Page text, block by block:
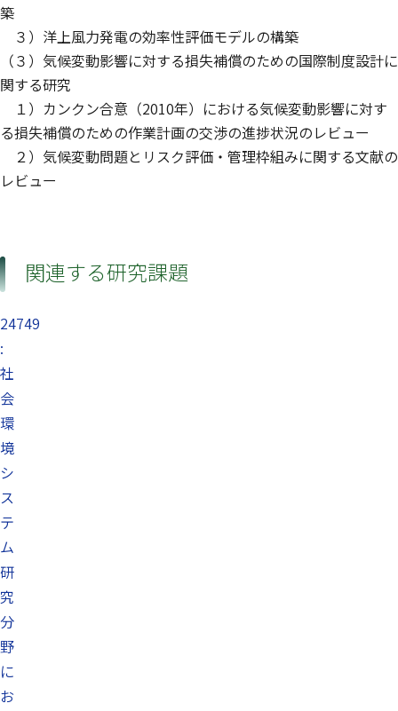
築
３）洋上風力発電の効率性評価モデルの構築
（３）気候変動影響に対する損失補償のための国際制度設計に
関する研究
１）カンクン合意（2010年）における気候変動影響に対す
る損失補償のための作業計画の交渉の進捗状況のレビュー
２）気候変動問題とリスク評価・管理枠組みに関する文献の
レビュー
関連する研究課題
24749
:
社
会
環
境
シ
ス
テ
ム
研
究
分
野
に
お